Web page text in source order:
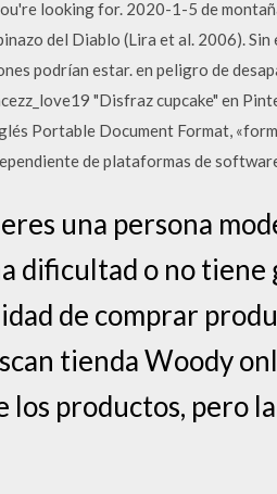
looking for. 2020-1-5 de
del Diablo (Lira et al. 2006).
podrían estar. en peligro de
"Disfraz cupcake" en
Portable Document Format,
de plataformas de
una persona
dificultad o no tiene
de comprar
tienda Woody
productos, pero